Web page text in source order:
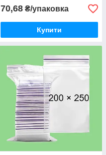
70,68 ₴/упаковка
Купити